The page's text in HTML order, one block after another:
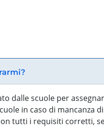
dalle scuole per
in caso di mancanza
tutti i requisiti corretti,